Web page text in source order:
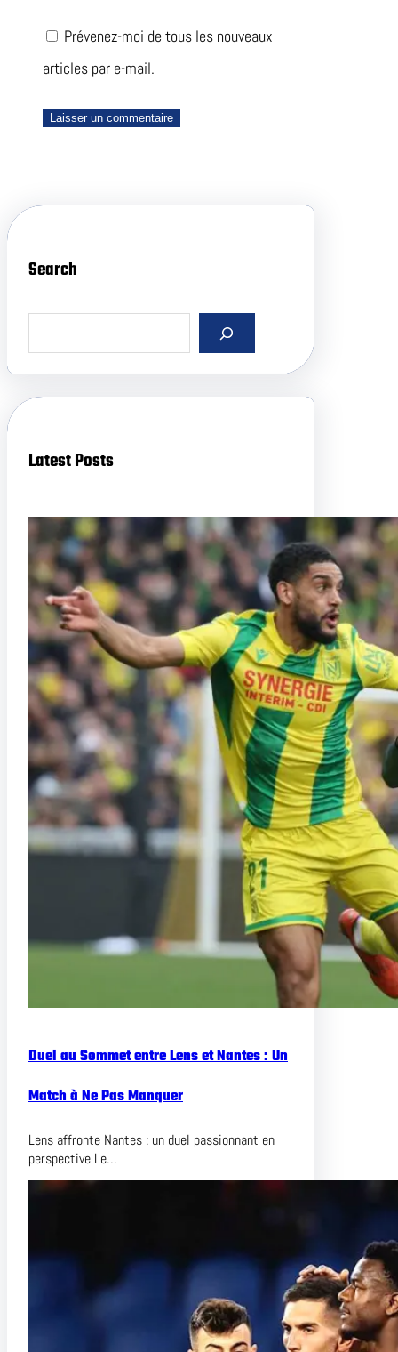
Prévenez-moi de tous les nouveaux
articles par e-mail.
Search
a
h
Latest Posts
Duel au Sommet entre Lens et Nantes : Un
Match à Ne Pas Manquer
Lens affronte Nantes : un duel passionnant en
perspective Le…